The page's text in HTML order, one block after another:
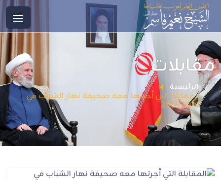
مقابلات
الرئيسية
المقابلة التي أجرتها معه صحيفة نهار الشباب في
23/7/2009